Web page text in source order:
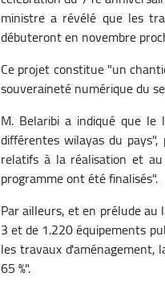
ministre a révélé que les
débuteront en novembre
Ce projet constitue "un
souveraineté numérique du
M. Belaribi a indiqué que
différentes wilayas du
relatifs à la réalisation et
programme ont été finalisés".
Par ailleurs, et en prélude
3 et de 1.220 équipements
les travaux
65 %".